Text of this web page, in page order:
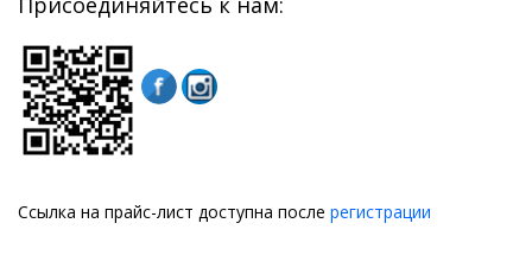
Ссылка на прайс-лист доступна после регистрации